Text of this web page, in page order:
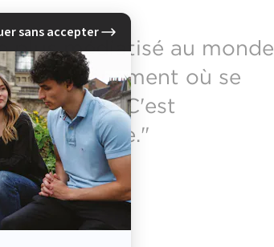
plus médiatisé au monde
un événement où se
le luxe. C'est
année."
A.D.R